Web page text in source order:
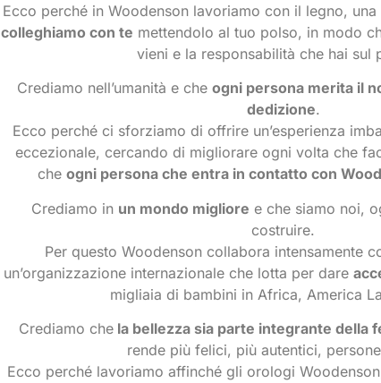
Ecco perché in Woodenson lavoriamo con il legno,
colleghiamo con te mettendolo al tuo polso, in modo
vieni e la responsabilità che hai sul
Crediamo nell’umanità e che ogni persona merita il
dedizione.
Ecco perché ci sforziamo di offrire un’esperienza
eccezionale, cercando di migliorare ogni volta che
che ogni persona che entra in contatto con
Crediamo in un mondo migliore e che siamo noi,
costruire.
Per questo Woodenson collabora intensamente
un’organizzazione internazionale che lotta per dare
migliaia di bambini in Africa, America
Crediamo che la bellezza sia parte integrante della
rende più felici, più autentici,
Ecco perché lavoriamo affinché gli orologi